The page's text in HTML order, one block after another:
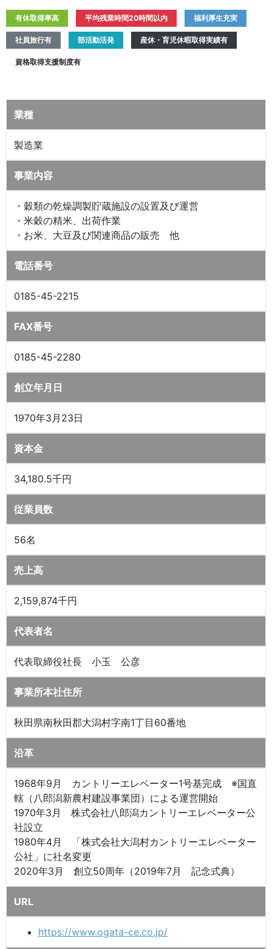
有休取得率高 平均残業時間20時間以内 福利厚生充実
社員旅行有 部活動活発 産休・育児休暇取得実績有
資格取得支援制度有
業種
製造業
事業内容
・穀類の乾燥調製貯蔵施設の設置及び運営
・米穀の精米、出荷作業
・お米、大豆及び関連商品の販売 他
電話番号
0185-45-2215
FAX番号
0185-45-2280
創立年月日
1970年3月23日
資本金
34,180.5千円
従業員数
56名
売上高
2,159,874千円
代表者名
代表取締役社長 小玉 公彦
事業所本社住所
秋田県南秋田郡大潟村字南1丁目60番地
沿革
1968年9月 カントリーエレベーター1号基完成 ※国直
轄（八郎潟新農村建設事業団）による運営開始
1970年3月 株式会社八郎潟カントリーエレベーター公
社設立
1980年4月 「株式会社大潟村カントリーエレベーター
公社」に社名変更
2020年3月 創立50周年（2019年7月 記念式典）
URL
https://www.ogata-ce.co.jp/